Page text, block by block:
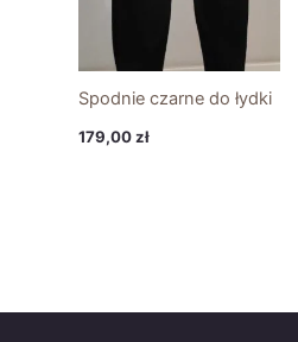
Spodnie czarne do łydki
179,00zł